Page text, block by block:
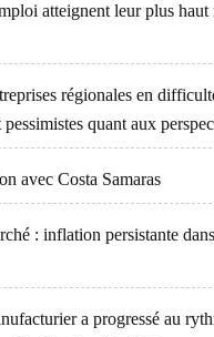
atteignent leur plus
régionales en
quant aux
avec Costa Samaras
: inflation persistante
a progressé au